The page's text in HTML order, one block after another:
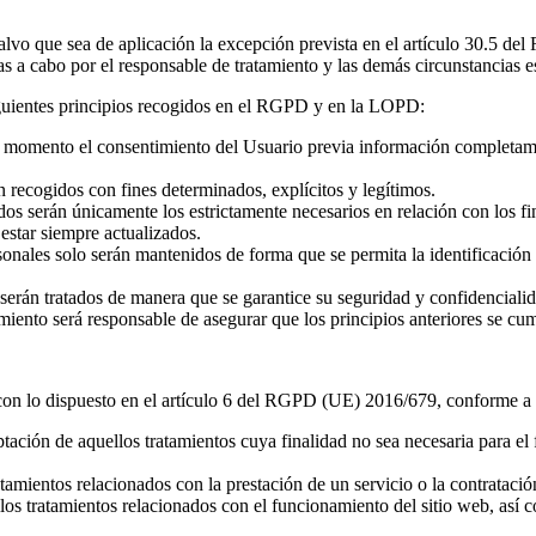
que sea de aplicación la excepción prevista en el artículo 30.5 del
a cabo por el responsable de tratamiento y las demás circunstancias
principios recogidos en el RGPD y en la LOPD:
el consentimiento del Usuario previa información
con fines determinados, explícitos y legítimos.
serán únicamente los estrictamente necesarios en relación con los
siempre actualizados.
solo serán mantenidos de forma que se permita la
tratados de manera que se garantice su seguridad y
será responsable de asegurar que los principios anteriores se
lo dispuesto en el artículo 6 del RGPD (UE) 2016/679, conforme a
de aquellos tratamientos cuya finalidad no sea necesaria para
relacionados con la prestación de un servicio o la
tratamientos relacionados con el funcionamiento del sitio web, así